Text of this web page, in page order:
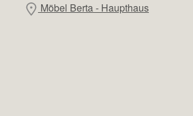
Möbel Berta - Haupthaus